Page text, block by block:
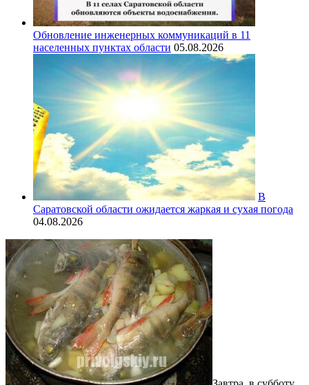
Обновление инженерных коммуникаций в 11
населенных пунктах области 05.08.2026
В
Саратовской области ожидается жаркая и сухая погода
04.08.2026